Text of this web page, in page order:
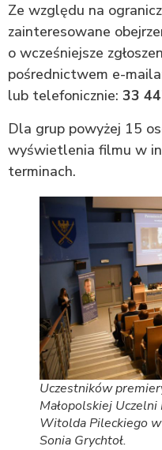
Ze względu na
zainteresowane
o wcześniejsze
pośrednictwem e-
lub telefonicznie: 33
Dla grup powyżej 15
wyświetlenia filmu w
terminach.
Uczestników
Małopolskiej
Witolda Pileckiego
Sonia Grychtoł.